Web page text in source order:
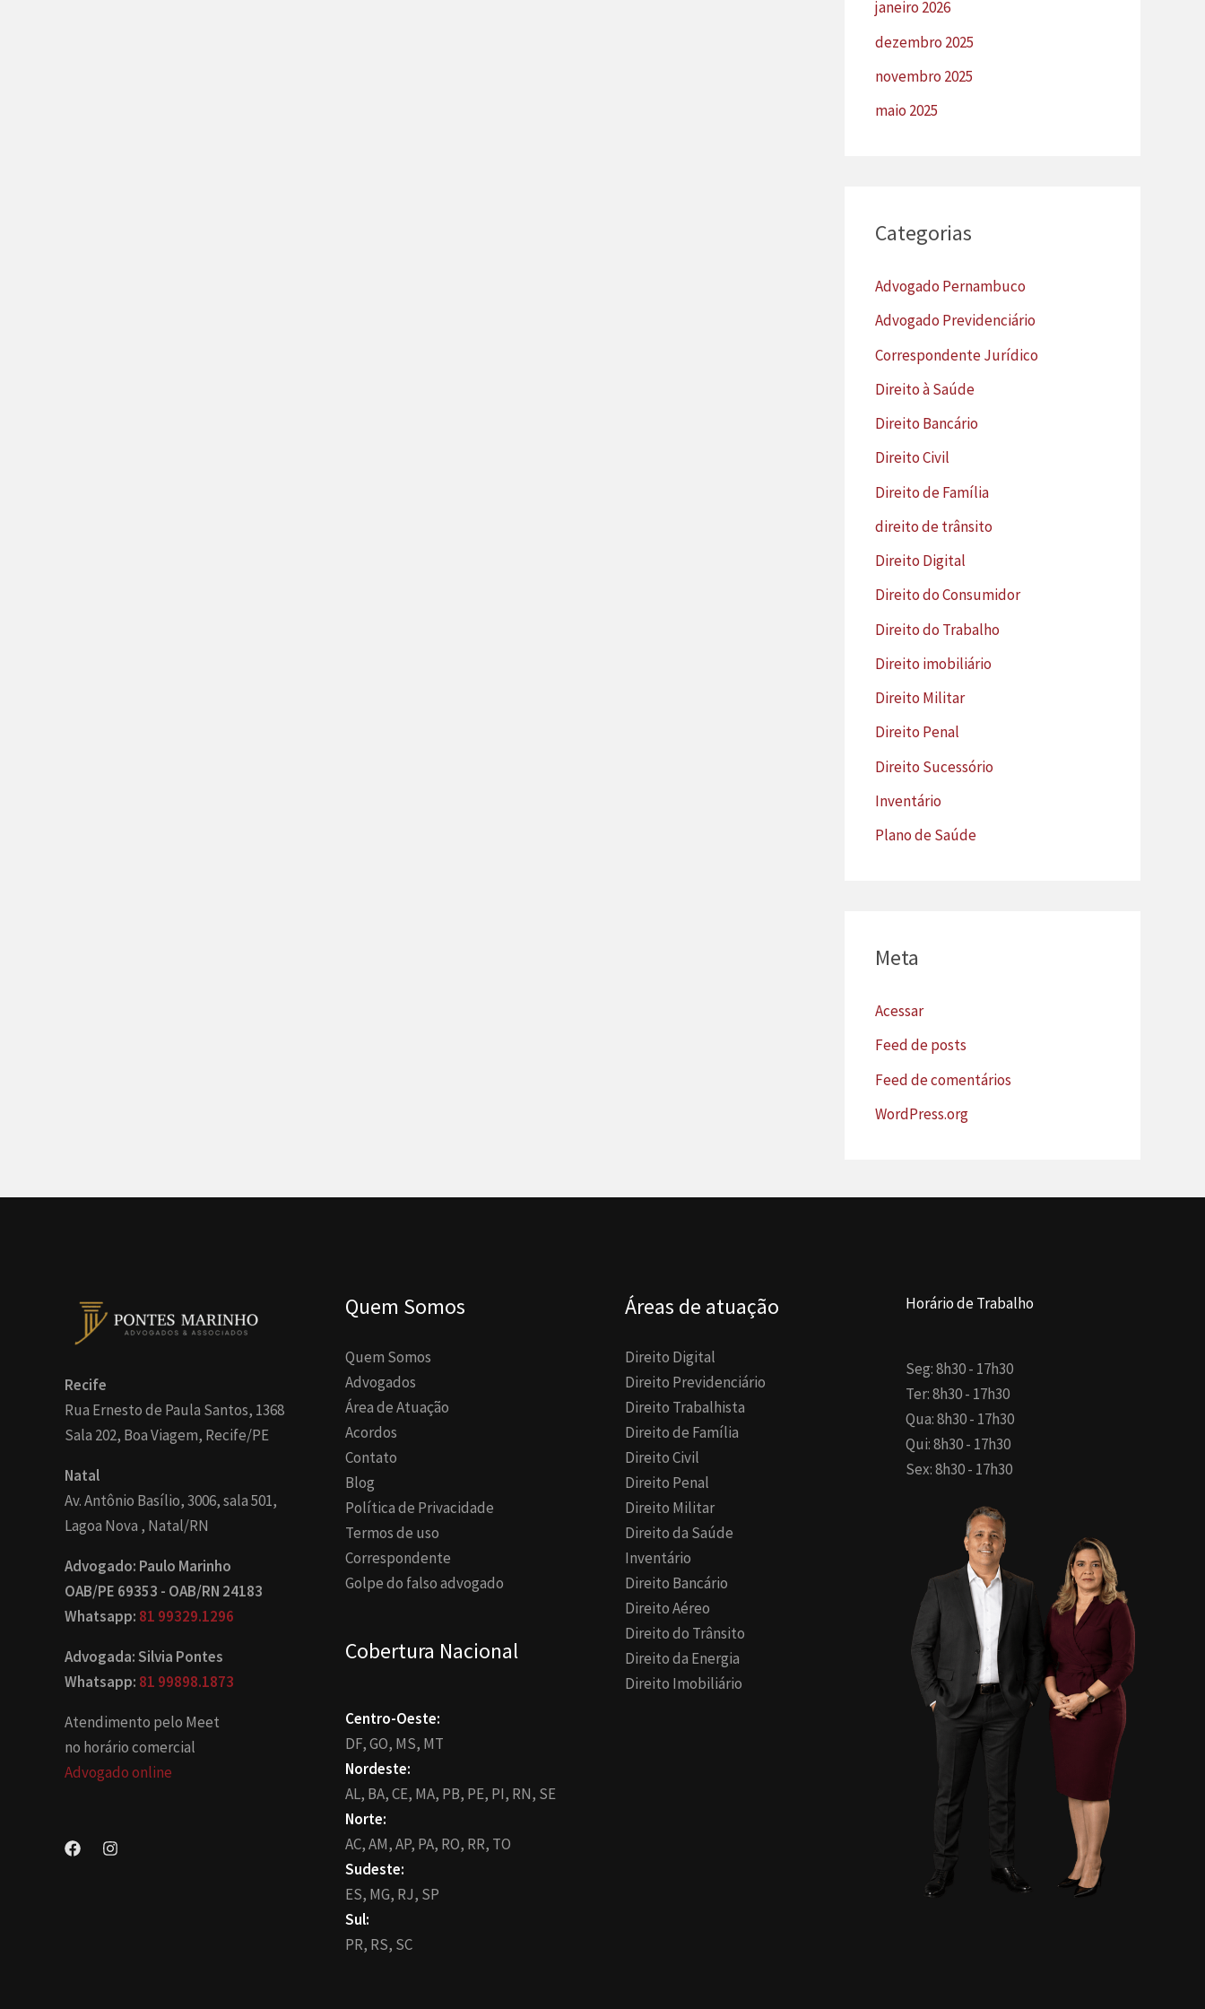
janeiro 2026
dezembro 2025
novembro 2025
maio 2025
Categorias
Advogado Pernambuco
Advogado Previdenciário
Correspondente Jurídico
Direito à Saúde
Direito Bancário
Direito Civil
Direito de Família
direito de trânsito
Direito Digital
Direito do Consumidor
Direito do Trabalho
Direito imobiliário
Direito Militar
Direito Penal
Direito Sucessório
Inventário
Plano de Saúde
Meta
Acessar
Feed de posts
Feed de comentários
WordPress.org
Recife
Rua Ernesto de Paula Santos, 1368
Sala 202, Boa Viagem, Recife/PE
Natal
Av. Antônio Basílio, 3006, sala 501,
Lagoa Nova , Natal/RN
Advogado: Paulo Marinho
OAB/PE 69353 - OAB/RN 24183
Whatsapp: 81 99329.1296
Advogada: Silvia Pontes
Whatsapp: 81 99898.1873
Atendimento pelo Meet
no horário comercial
Advogado online
Quem Somos
Quem Somos
Advogados
Área de Atuação
Acordos
Contato
Blog
Política de Privacidade
Termos de uso
Correspondente
Golpe do falso advogado
Cobertura Nacional
Centro-Oeste:
DF,GO, MS, MT
Nordeste:
AL, BA,CE, MA, PB, PE, PI, RN, SE
Norte:
AC,AM,AP, PA, RO, RR, TO
Sudeste:
ES, MG, RJ, SP
Sul:
PR, RS, SC
Áreas de atuação
Direito Digital
Direito Previdenciário
Direito Trabalhista
Direito de Família
Direito Civil
Direito Penal
Direito Militar
Direito da Saúde
Inventário
Direito Bancário
Direito Aéreo
Direito do Trânsito
Direito da Energia
Direito Imobiliário
Horário de Trabalho
Seg: 8h30 - 17h30
Ter: 8h30 - 17h30
Qua: 8h30 - 17h30
Qui: 8h30 - 17h30
Sex: 8h30 - 17h30